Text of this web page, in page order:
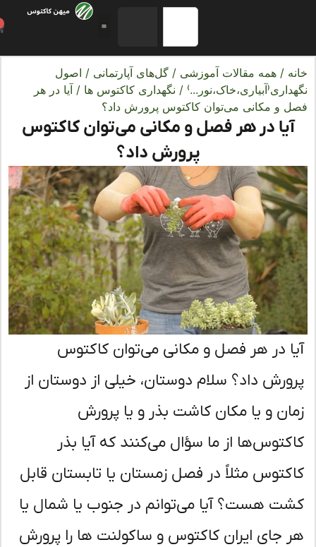
/همه مقالات آموزشی/گل‌های آپارتمانی/اصول
/ نگهداری کاکتوس ها/ آیا در هر
و مکانی می‌توان کاکتوس پرورش داد؟
در هر فصل و مکانی می‌توان کاکتوس
پرورش داد؟
در هر فصل و مکانی می‌توان کاکتوس
داد؟ سلام دوستان، خیلی از دوستان از
و یا مکان کاشت بذر و یا پرورش
از ما سؤال می‌کنند که آیا بذر
مثلاً در فصل زمستان یا تابستان قابل
هست؟ آیا می‌توانم در جنوب یا شمال یا
جای ایران کاکتوس و ساکولنت ها را پرورش